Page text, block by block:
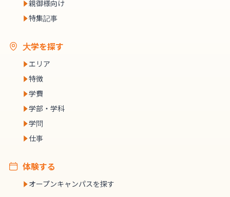
親御様向け
特集記事
大学を探す
エリア
特徴
学費
学部・学科
学問
仕事
体験する
オープンキャンパスを探す